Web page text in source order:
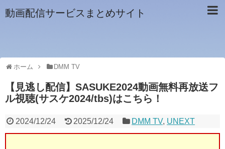
動画配信サービスまとめサイト
ホーム DMM TV
【見逃し配信】SASUKE2024動画無料再放送フ
ル視聴(サスケ2024/tbs)はこちら！
2024/12/24 2025/12/24 DMM TV, UNEXT